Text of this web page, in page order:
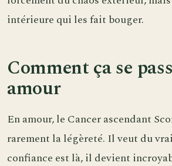
intérieure qui les fait bouger.
Comment ça se
amour
En amour, le Cancer ascendant
rarement la légèreté. Il veut du
confiance est là, il devient